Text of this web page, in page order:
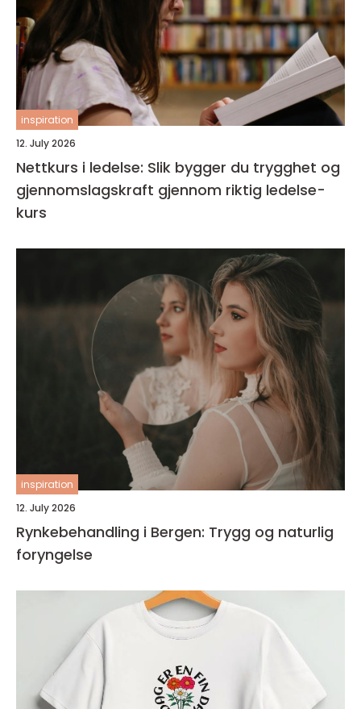
inspiration
12. July 2026
Nettkurs i ledelse: Slik bygger du trygghet og
gjennomslagskraft gjennom riktig ledelse-
kurs
inspiration
12. July 2026
Rynkebehandling i Bergen: Trygg og naturlig
foryngelse